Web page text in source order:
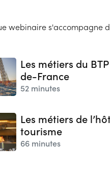
webinaire s'accompagne
​​Les métiers du
de-France​
52 minutes
Les métiers de
tourisme
66 minutes